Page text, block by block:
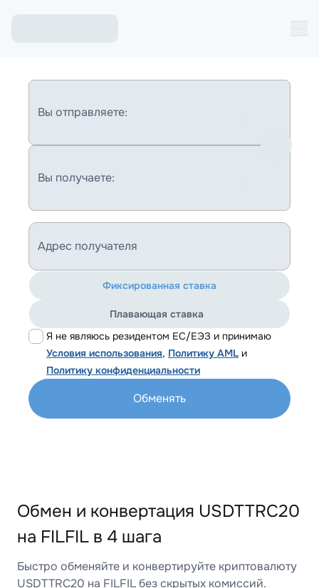
Вы отправляете:
Вы получаете:
Адрес получателя
Я не являюсь резидентом ЕС/ЕЭЗ и принимаю
Условия использования, Политику AML и
Политику конфиденциальности
Фиксированная ставка
Плавающая ставка
Обменять
Обмен и конвертация USDTTRC20
на FILFIL в 4 шага
Быстро обменяйте и конвертируйте криптовалюту
USDTTRC20 на FILFIL без скрытых комиссий.